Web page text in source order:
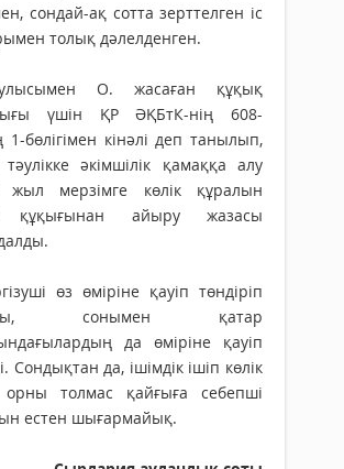
сондай-ақ сотта зерттелген іс
толық дәлелденген.
О. жасаған құқық
үшін ҚР ӘҚБтК-нің 608-
бөлігімен кінәлі деп танылып,
әкімшілік қамаққа алу
мерзімге көлік құралын
құқығынан айыру жазасы
өз өміріне қауіп төндіріп
сонымен қатар
да өміріне қауіп
Сондықтан да, ішімдік ішіп көлік
орны толмас қайғыға себепші
естен шығармайық.